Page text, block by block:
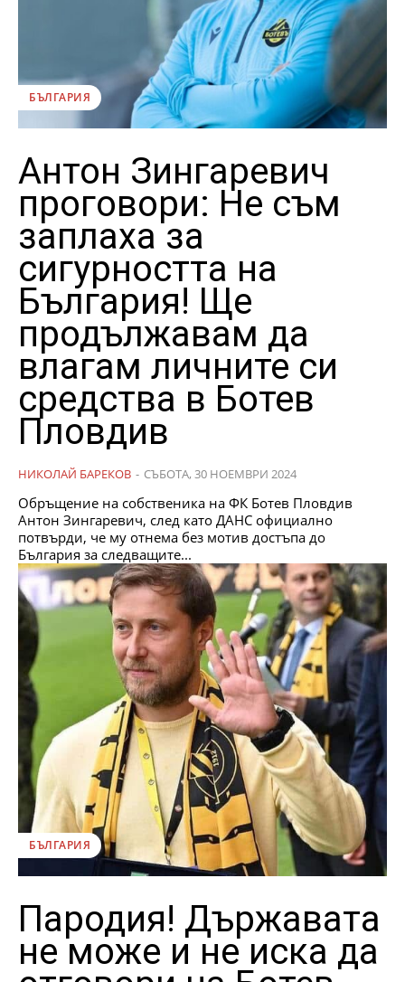
БЪЛГАРИЯ
Антон Зингаревич
проговори: Не съм
заплаха за
сигурността на
България! Ще
продължавам да
влагам личните си
средства в Ботев
Пловдив
НИКОЛАЙ БАРЕКОВ - СЪБОТА, 30 НОЕМВРИ 2024
Обръщение на собственика на ФК Ботев Пловдив
Антон Зингаревич, след като ДАНС официално
потвърди, че му отнема без мотив достъпа до
България за следващите...
БЪЛГАРИЯ
Пародия! Държавата
не може и не иска да